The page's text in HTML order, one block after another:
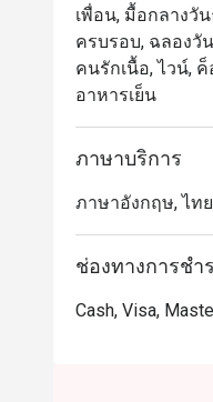
เพื่อน, มื้อกลางวั
ครบรอบ, ฉลองวั
คนรักเนื้อ, ไวน์,
อาหารเย็น
ภาษาบริการ
ภาษาอังกฤษ, ไทย
ช่องทางการชำ
Cash, Visa,